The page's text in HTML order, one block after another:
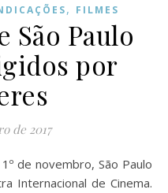
, FILMES
São Paulo
por
de 2017
Internacional de Cinema.